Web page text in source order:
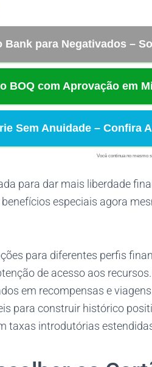
Bank para Negativados –
BOQ com Aprovação em
Sem Anuidade – Confira
Você continua no mesmo
para dar mais liberdade
especiais agora
para diferentes perfis
de acesso aos recursos.
em recompensas e
para construir histórico
taxas introdutórias